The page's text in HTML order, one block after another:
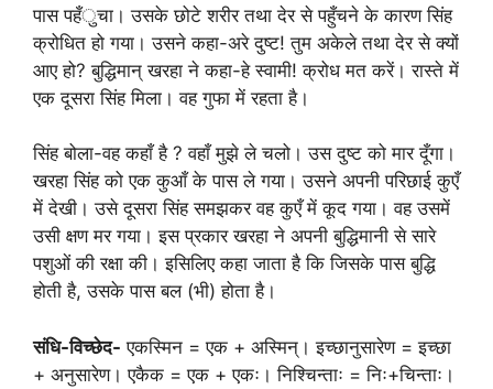
पास पहँुचा। उसके छोटे शरीर तथा देर से पहुँचने के कारण सिंह
क्रोधित हो गया। उसने कहा-अरे दुष्ट! तुम अकेले तथा देर से क्यों
आए हो? बुद्धिमान् खरहा ने कहा-हे स्वामी! क्रोध मत करें। रास्ते में
एक दूसरा सिंह मिला। वह गुफा में रहता है।
सिंह बोला-वह कहाँ है ? वहाँ मुझे ले चलो। उस दुष्ट को मार दूँगा।
खरहा सिंह को एक कुआँ के पास ले गया। उसने अपनी परिछाई कुएँ
में देखी। उसे दूसरा सिंह समझकर वह कुएँ में कूद गया। वह उसमें
उसी क्षण मर गया। इस प्रकार खरहा ने अपनी बुद्धिमानी से सारे
पशुओं की रक्षा की। इसिलिए कहा जाता है कि जिसके पास बुद्धि
होती है, उसके पास बल (भी) होता है।
संधि-विच्छेद- एकस्मिन = एक + अस्मिन्। इच्छानुसारेण = इच्छा
+ अनुसारेण। एकैक = एक + एकः। निश्चिन्ताः = निः+चिन्ताः।